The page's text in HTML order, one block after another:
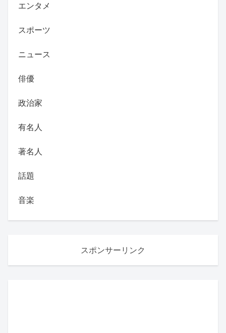
エンタメ
スポーツ
ニュース
俳優
政治家
有名人
著名人
話題
音楽
スポンサーリンク